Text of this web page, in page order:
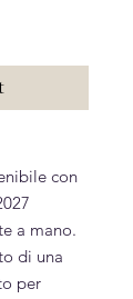
con
a mano.
di una
per